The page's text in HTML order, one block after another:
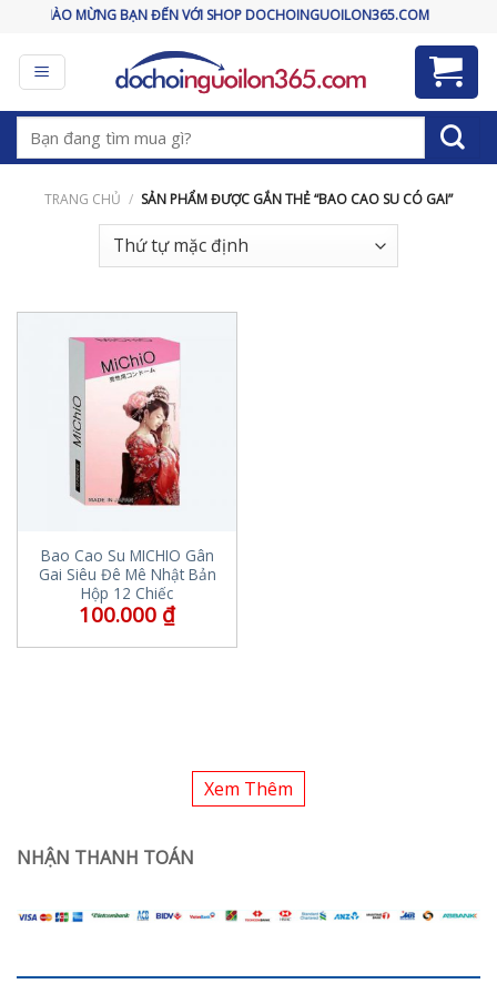
content
CHÀO MỪNG BẠN ĐẾN VỚI SHOP DOCHOINGUOILON365.COM
Tìm
kiếm:
TRANG CHỦ / SẢN PHẨM ĐƯỢC GẮN THẺ “BAO CAO SU CÓ GAI”
Bao Cao Su MICHIO Gân
Gai Siêu Đê Mê Nhật Bản
Hộp 12 Chiếc
100.000 ₫
Xem Thêm
NHẬN THANH TOÁN